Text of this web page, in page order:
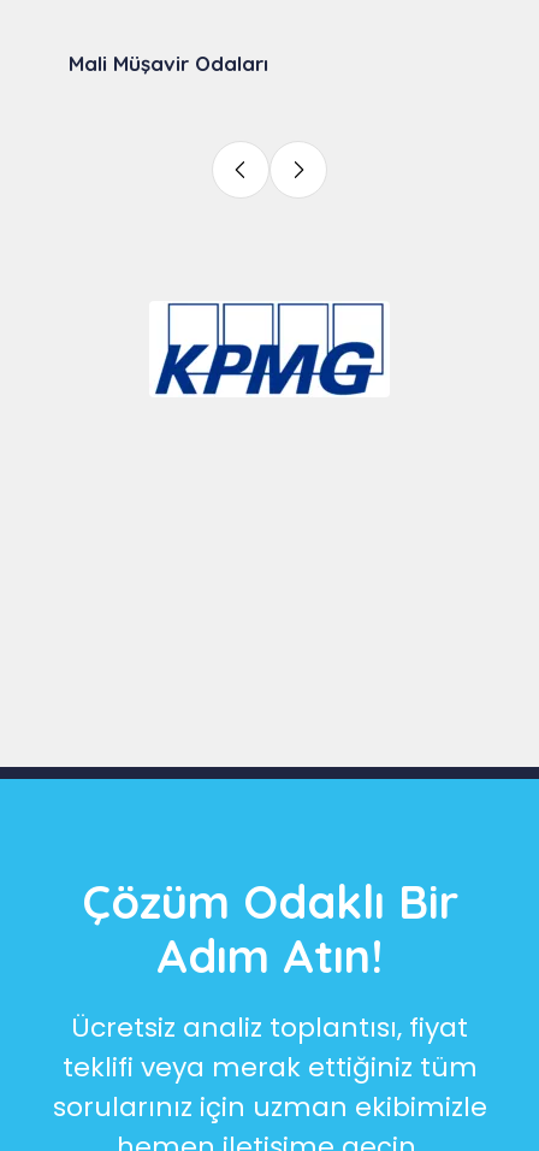
Mali Müşavir Odaları
Çözüm Odaklı Bir
Adım Atın!
Ücretsiz analiz toplantısı, fiyat
teklifi veya merak ettiğiniz tüm
sorularınız için uzman ekibimizle